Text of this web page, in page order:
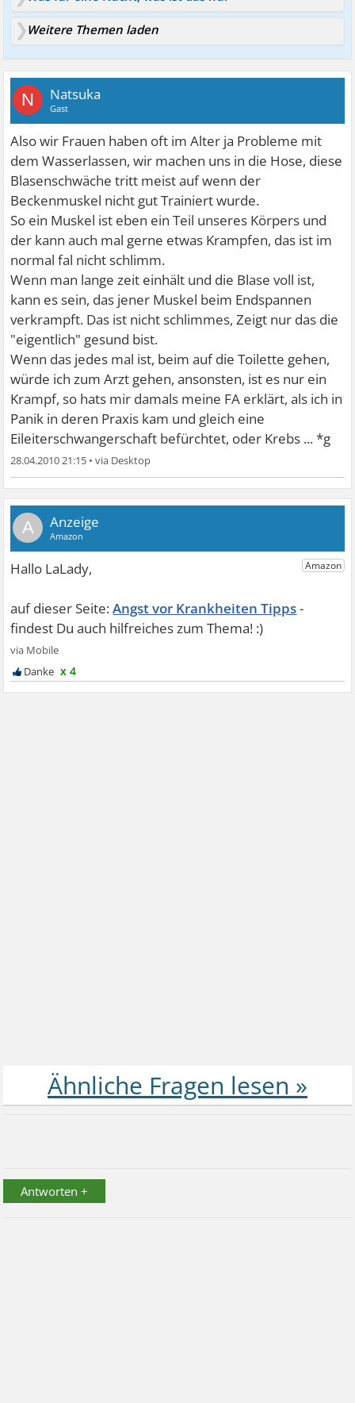
Weitere Themen laden
N Natsuka
Gast
Also wir Frauen haben oft im Alter ja Probleme mit
dem Wasserlassen, wir machen uns in die Hose, diese
Blasenschwäche tritt meist auf wenn der
Beckenmuskel nicht gut Trainiert wurde.
So ein Muskel ist eben ein Teil unseres Körpers und
der kann auch mal gerne etwas Krampfen, das ist im
normal fal nicht schlimm.
Wenn man lange zeit einhält und die Blase voll ist,
kann es sein, das jener Muskel beim Endspannen
verkrampft. Das ist nicht schlimmes, Zeigt nur das die
"eigentlich" gesund bist.
Wenn das jedes mal ist, beim auf die Toilette gehen,
würde ich zum Arzt gehen, ansonsten, ist es nur ein
Krampf, so hats mir damals meine FA erklärt, als ich in
Panik in deren Praxis kam und gleich eine
Eileiterschwangerschaft befürchtet, oder Krebs ... *g
28.04.2010 21:15 •
A
Angst vor Krankheiten Tipps
x 4
Antworten +